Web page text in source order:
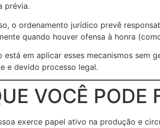
prévia.
o ordenamento jurídico prevê
quando houver ofensa à honra
está em aplicar esses mecanismos sem
e devido processo legal.
VOCÊ PODE
exerce papel ativo na produção e